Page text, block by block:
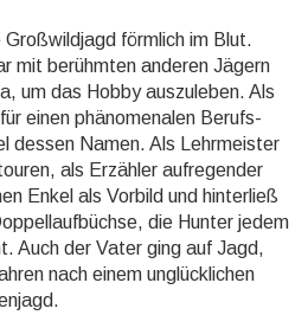
förmlich im Blut.
mit berühmten anderen Jägern
um das Hobby auszu­leben. Als
einen phäno­menalen Berufs­
dessen Namen. Als Lehr­meister
als Erzähler auf­regen­der
Enkel als Vorbild und hinter­ließ
die Hunter jedem
Auch der Vater ging auf Jagd,
nach einem un­glück­lichen